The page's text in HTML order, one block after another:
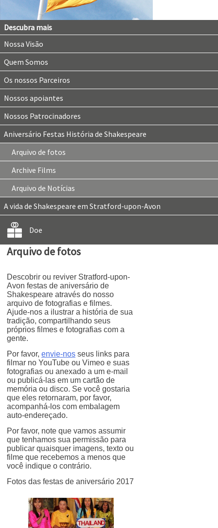
Descubra mais
Nossa Visão
Quem Somos
Os nossos Parceiros
Nossos apoiantes
Nossos Patrocinadores
Aniversário Festas História de Shakespeare
Arquivo de fotos
Archive Films
Arquivo de Notícias
A vida de Shakespeare em Stratford-upon-Avon
Doe
Arquivo de fotos
Descobrir ou reviver Stratford-upon-
Avon festas de aniversário de
Shakespeare através do nosso
arquivo de fotografias e filmes.
Ajude-nos a ilustrar a história de sua
tradição, compartilhando seus
próprios filmes e fotografias com a
gente.
Por favor, envie-nos seus links para
filmar no YouTube ou Vimeo e suas
fotografias ou anexado a um e-mail
ou publicá-las em um cartão de
memória ou disco. Se você gostaria
que eles retornaram, por favor,
acompanhá-los com embalagem
auto-endereçado.
Por favor, note que vamos assumir
que tenhamos sua permissão para
publicar quaisquer imagens, texto ou
filme que recebemos a menos que
você indique o contrário.
Fotos das festas de aniversário 2017